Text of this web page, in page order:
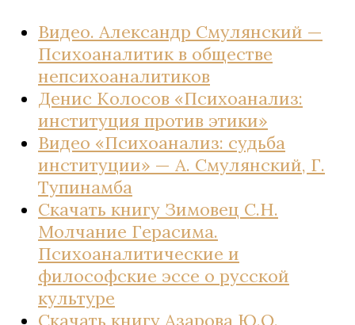
Видео. Александр Смулянский —
Психоаналитик в обществе
непсихоаналитиков
Денис Колосов «Психоанализ:
институция против этики»
Видео «Психоанализ: судьба
институции» — А. Смулянский, Г.
Тупинамба
Скачать книгу Зимовец С.Н.
Молчание Герасима.
Психоаналитические и
философские эссе о русской
культуре
Скачать книгу Азарова Ю.О.